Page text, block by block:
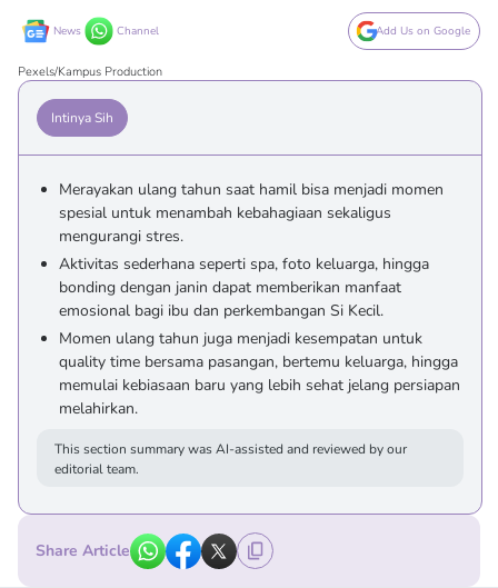
News Channel Add Us on Google
Pexels/Kampus Production
Intinya Sih
Merayakan ulang tahun saat hamil bisa menjadi momen
spesial untuk menambah kebahagiaan sekaligus
mengurangi stres.
Aktivitas sederhana seperti spa, foto keluarga, hingga
bonding dengan janin dapat memberikan manfaat
emosional bagi ibu dan perkembangan Si Kecil.
Momen ulang tahun juga menjadi kesempatan untuk
quality time bersama pasangan, bertemu keluarga, hingga
memulai kebiasaan baru yang lebih sehat jelang persiapan
melahirkan.
This section summary was AI-assisted and reviewed by our
editorial team.
Share Article